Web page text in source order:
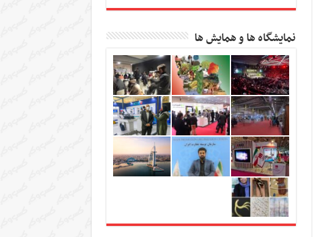
نمایشگاه ها و همایش ها